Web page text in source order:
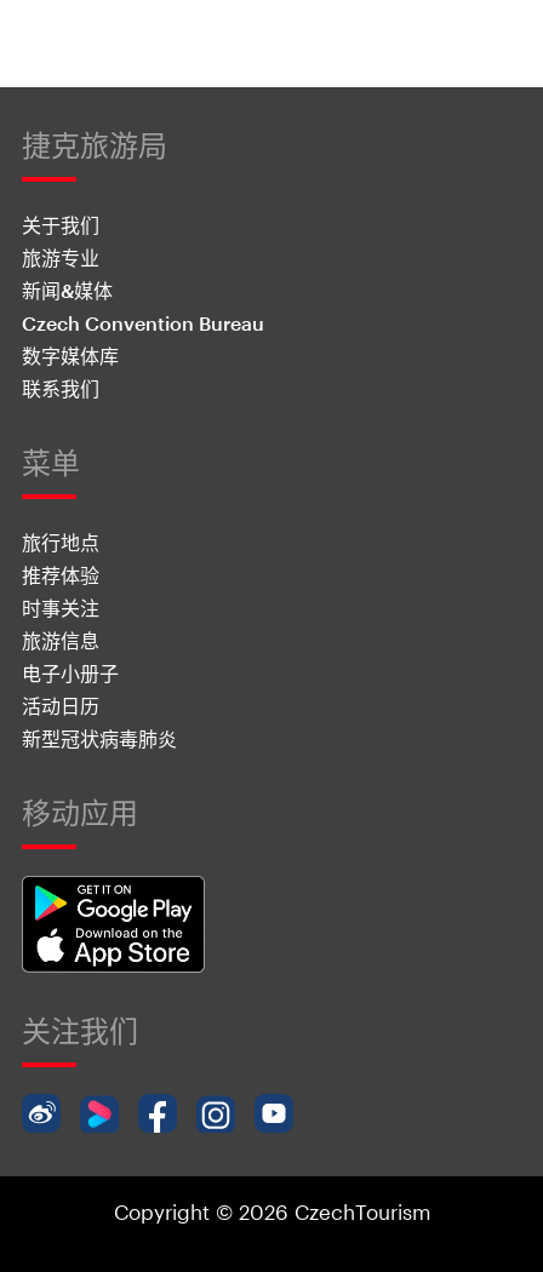
捷克旅游局
关于我们
旅游专业
新闻&媒体
Czech Convention Bureau
数字媒体库
联系我们
菜单
旅行地点
推荐体验
时事关注
旅游信息
电子小册子
活动日历
新型冠状病毒肺炎
移动应用
关注我们
Copyright © 2026 CzechTourism